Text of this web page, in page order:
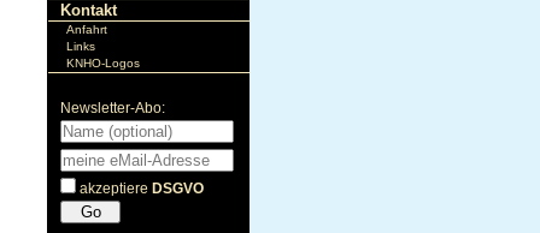
Kontakt
Anfahrt
Links
KNHO-Logos
Newsletter-Abo:
akzeptiere DSGVO